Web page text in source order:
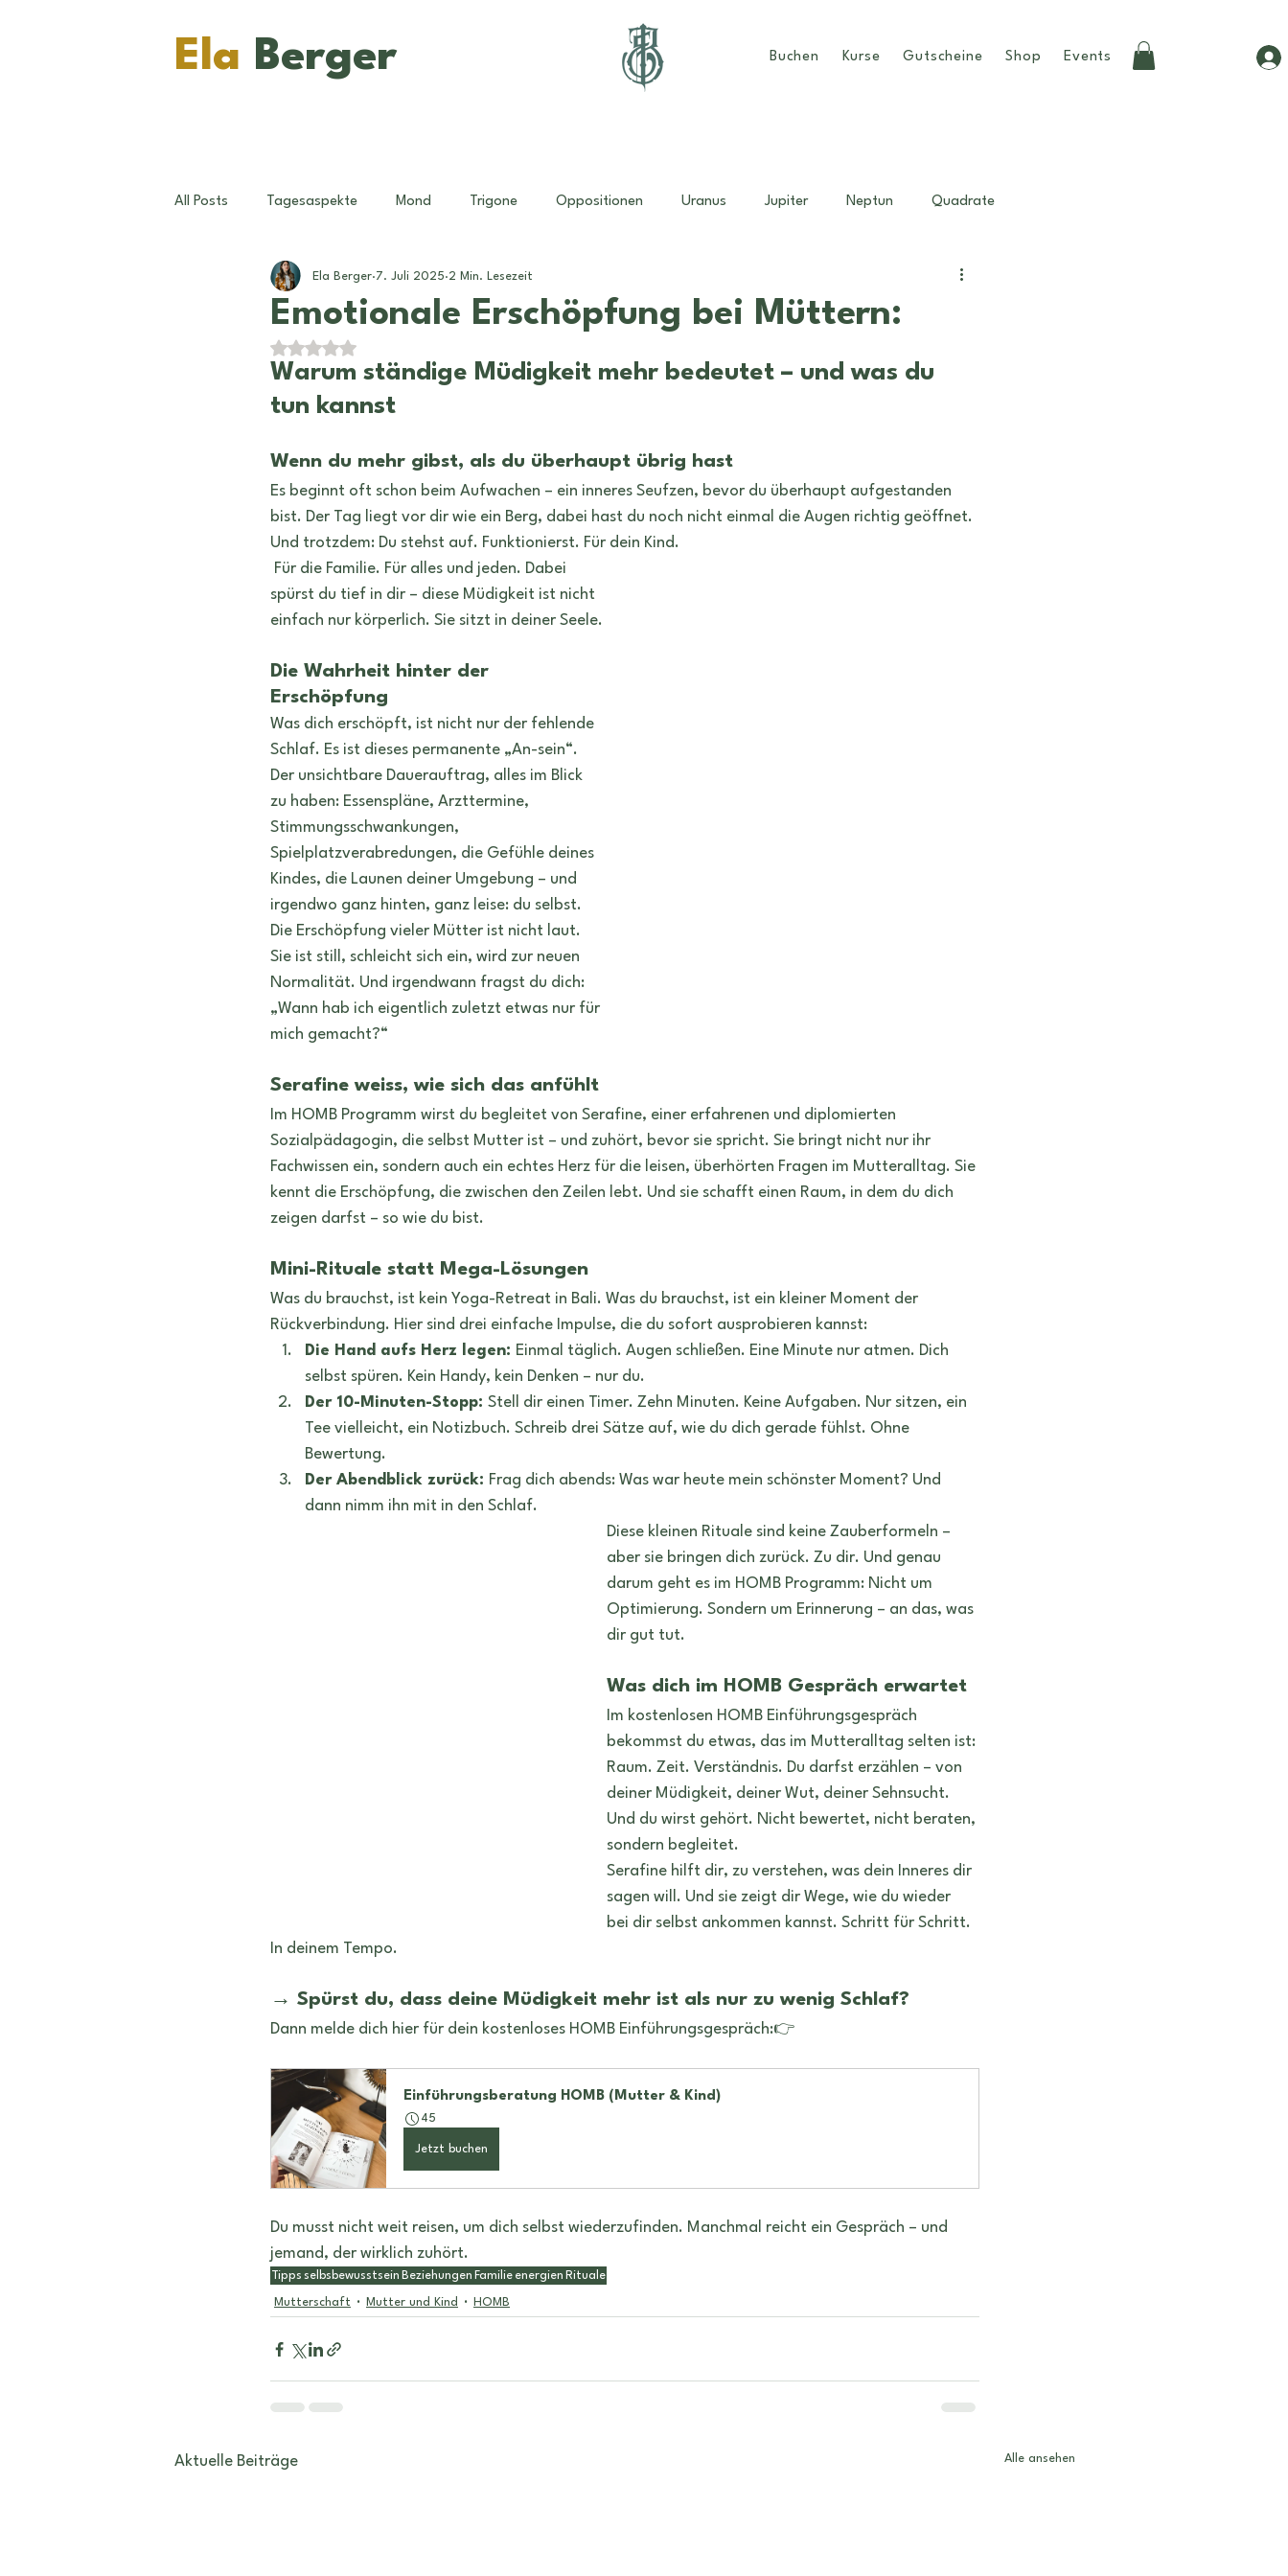
Ela Berger Buchen Kurse Gutscheine Shop Events
All Posts Tagesaspekte Mond Trigone Oppositionen Uranus Jupiter Neptun Quadrate
Konjunktionen Pluto Widder Muttertag
Sternzeichen Ratschläge
Emotionale Erschöpfung bei Müttern:
Ela Berger 7. Juli 2025 2 Min. Lesezeit
Mit NaN von 5 Sternen bewertet.
Warum ständige Müdigkeit mehr bedeutet – und was du
tun kannst
Wenn du mehr gibst, als du überhaupt übrig hast
Es beginnt oft schon beim Aufwachen – ein inneres Seufzen, bevor du überhaupt aufgestanden
bist. Der Tag liegt vor dir wie ein Berg, dabei hast du noch nicht einmal die Augen richtig geöffnet.
Und trotzdem: Du stehst auf. Funktionierst. Für dein Kind.
spürst du tief in dir – diese Müdigkeit ist nicht
einfach nur körperlich. Sie sitzt in deiner Seele.
Die Wahrheit hinter der
Erschöpfung
Was dich erschöpft, ist nicht nur der fehlende
Schlaf. Es ist dieses permanente „An-sein“.
Der unsichtbare Dauerauftrag, alles im Blick
zu haben: Essenspläne, Arzttermine,
Stimmungsschwankungen,
Spielplatzverabredungen, die Gefühle deines
Kindes, die Launen deiner Umgebung – und
irgendwo ganz hinten, ganz leise: du selbst.
Die Erschöpfung vieler Mütter ist nicht laut.
Sie ist still, schleicht sich ein, wird zur neuen
Normalität. Und irgendwann fragst du dich:
„Wann hab ich eigentlich zuletzt etwas nur für
mich gemacht?“
Serafine weiss, wie sich das anfühlt
Im HOMB Programm wirst du begleitet von Serafine, einer erfahrenen und diplomierten
Sozialpädagogin, die selbst Mutter ist – und zuhört, bevor sie spricht. Sie bringt nicht nur ihr
Fachwissen ein, sondern auch ein echtes Herz für die leisen, überhörten Fragen im Mutteralltag. Sie
kennt die Erschöpfung, die zwischen den Zeilen lebt. Und sie schafft einen Raum, in dem du dich
zeigen darfst – so wie du bist.
Mini-Rituale statt Mega-Lösungen
Was du brauchst, ist kein Yoga-Retreat in Bali. Was du brauchst, ist ein kleiner Moment der
Rückverbindung. Hier sind drei einfache Impulse, die du sofort ausprobieren kannst:
Die Hand aufs Herz legen: Einmal täglich. Augen schließen. Eine Minute nur atmen. Dich
selbst spüren. Kein Handy, kein Denken – nur du.
Der 10-Minuten-Stopp: Stell dir einen Timer. Zehn Minuten. Keine Aufgaben. Nur sitzen, ein
Tee vielleicht, ein Notizbuch. Schreib drei Sätze auf, wie du dich gerade fühlst. Ohne
Bewertung.
Der Abendblick zurück: Frag dich abends: Was war heute mein schönster Moment? Und
dann nimm ihn mit in den Schlaf.
Diese kleinen Rituale sind keine Zauberformeln –
aber sie bringen dich zurück. Zu dir. Und genau
darum geht es im HOMB Programm: Nicht um
Optimierung. Sondern um Erinnerung – an das, was
dir gut tut.
Was dich im HOMB Gespräch erwartet
Im kostenlosen HOMB Einführungsgespräch
bekommst du etwas, das im Mutteralltag selten ist:
Raum. Zeit. Verständnis. Du darfst erzählen – von
deiner Müdigkeit, deiner Wut, deiner Sehnsucht.
Und du wirst gehört. Nicht bewertet, nicht beraten,
sondern begleitet.
Serafine hilft dir, zu verstehen, was dein Inneres dir
sagen will. Und sie zeigt dir Wege, wie du wieder
bei dir selbst ankommen kannst. Schritt für Schritt.
In deinem Tempo.
→ Spürst du, dass deine Müdigkeit mehr ist als nur zu wenig Schlaf?
Dann melde dich hier für dein kostenloses HOMB Einführungsgespräch:👉
Einführungsberatung HOMB (Mutter & Kind)
45
Jetzt buchen
Du musst nicht weit reisen, um dich selbst wiederzufinden. Manchmal reicht ein Gespräch – und
jemand, der wirklich zuhört.
Tipps selbsbewusstsein Beziehungen Familie energien Rituale
Mutterschaft Mutter und Kind HOMB
Aktuelle Beiträge Alle ansehen